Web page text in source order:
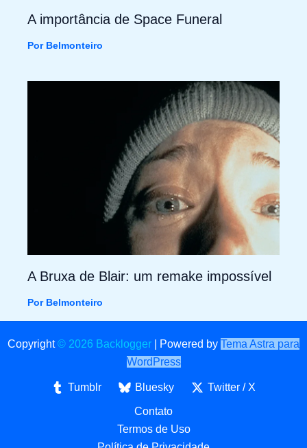
A importância de Space Funeral
Por Belmonteiro
A Bruxa de Blair: um remake impossível
Por Belmonteiro
Copyright© 2026 Backlogger Powered by Tema Astra para
WordPress
Tumblr Bluesky Twitter / X
Contato
Termos de Uso